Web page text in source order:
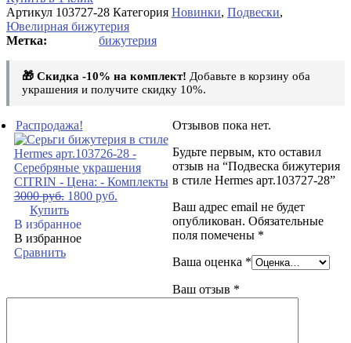
Артикул 103727-28 Категория Новинки, Подвески,
Ювелирная бижутерия
бижутерия
🎁 Скидка -10% на комплект! Добавьте в корзину оба
украшения и получите скидку 10%.
Распродажа!
3000руб. 1800 руб.
Купить
В избранное
В избранное
Сравнить
Отзывов пока нет.
Будьте первым, кто оставил
отзыв на “Подвеска бижутерия
в стиле Hermes арт.103727-28”
Ваш адрес email не будет
опубликован. Обязательные
поля помечены *
Ваша оценка *
Ваш отзыв *